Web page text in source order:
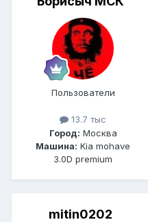
Пользователи
13.7 тыс
Город: Москва
Машина: Kia mohave
3.0D premium
mitin0202